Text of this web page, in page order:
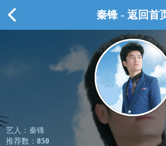
秦锋 - 返回首
艺人：秦锋
推荐数： 850